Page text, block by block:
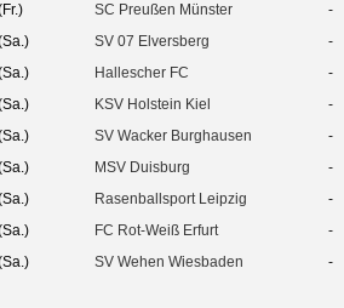
SC Preußen Münster -
SV 07 Elversberg -
Hallescher FC -
KSV Holstein Kiel -
SV Wacker Burghausen -
MSV Duisburg -
Rasenballsport Leipzig -
FC Rot-Weiß Erfurt -
SV Wehen Wiesbaden -